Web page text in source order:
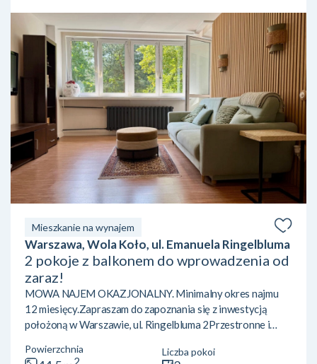
Mieszkanie na wynajem
Warszawa, Wola Koło, ul. Emanuela Ringelbluma
2 pokoje z balkonem do wprowadzenia od
zaraz!
MOWA NAJEM OKAZJONALNY. Minimalny okres najmu
12 miesięcy.Zapraszam do zapoznania się z inwestycją
położoną w Warszawie, ul. Ringelbluma 2Przestronne i
potencjałem i bardzo dobrej lokalizacji. 1 piętro w 3
Powierzchnia
2
Liczba pokoi